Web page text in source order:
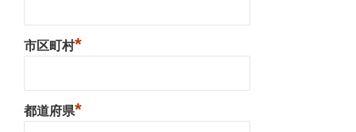
市区町村*
都道府県*